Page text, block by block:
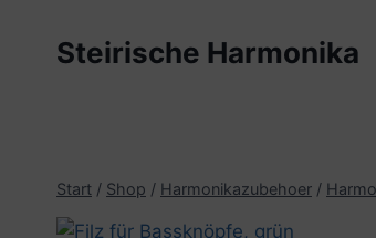
Steirische Harmonika
Start / Shop / Harmonikazubehoer /